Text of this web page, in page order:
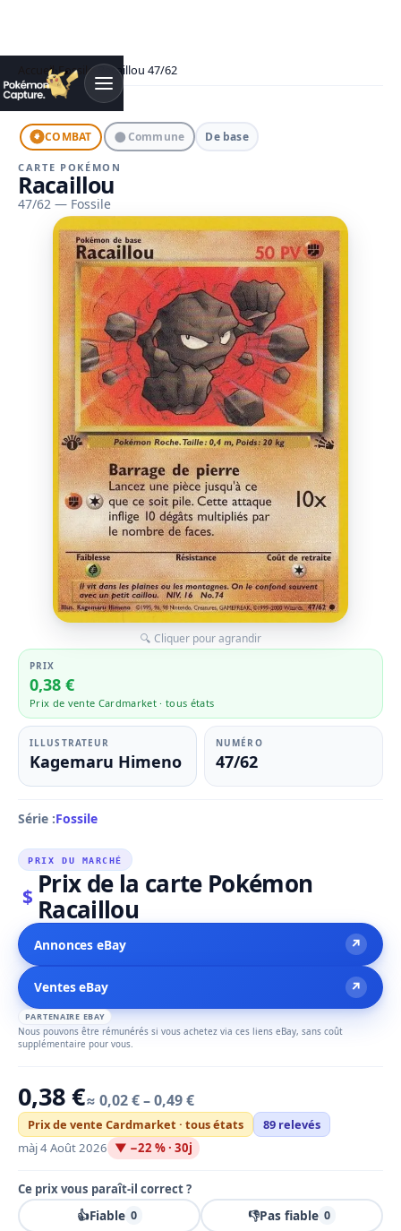
Accueil Fossile›Racaillou 47/62
COMBAT ●Commune De base
CARTE POKÉMON
Racaillou
47/62 — Fossile
🔍 Cliquer pour agrandir
PRIX
0,38 €
Prix de vente Cardmarket · tous états
ILLUSTRATEUR
Kagemaru Himeno
NUMÉRO
47/62
Série :Fossile
PRIX DU MARCHÉ
$ Prix de la carte Pokémon
Racaillou
Annonces eBay ↗
Ventes eBay ↗
PARTENAIRE EBAY
Nous pouvons être rémunérés si vous achetez via ces liens eBay, sans coût
supplémentaire pour vous.
0,38 €≈ 0,02 € – 0,49 €
Prix de vente Cardmarket · tous états
89 relevés
màj 4 Août 2026 ▼ −22 % · 30j
Ce prix vous paraît-il correct ?
👍Fiable 0 👎Pas fiable 0